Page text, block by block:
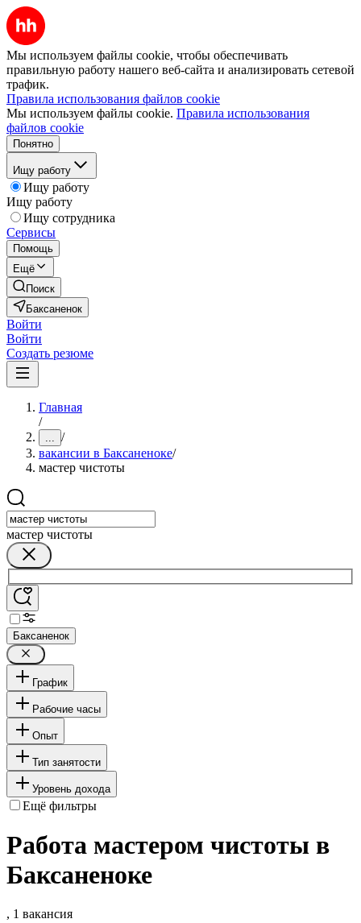
Мы используем файлы cookie, чтобы обеспечивать
правильную работу нашего веб-сайта и анализировать сетевой
трафик.
Правила использования файлов cookie
Мы используем файлы cookie. Правила использования
файлов cookie
Понятно
Ищу работу
Ищу работу
Ищу работу
Ищу сотрудника
Сервисы
Помощь
Ещё
Поиск
Баксаненок
Войти
Войти
Создать резюме
Главная
/
... /
вакансии в Баксаненоке/
мастер чистоты
мастер чистоты
Баксаненок
График
Рабочие часы
Опыт
Тип занятости
Уровень дохода
Ещё фильтры
Работа мастером чистоты в
Баксаненоке
, 1 вакансия